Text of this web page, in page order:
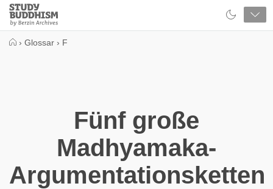
Close
Study
Buddhism
› Glossar › F
Fünf große
Madhyamaka-
Argumentationsketten